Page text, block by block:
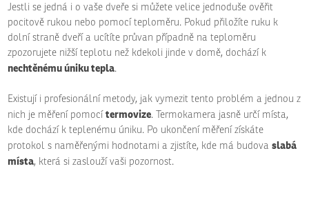
Jestli se jedná i o vaše dveře si můžete velice jednoduše ověřit
pocitově rukou nebo pomocí teploměru. Pokud přiložíte ruku k
dolní straně dveří a ucítíte průvan případně na teploměru
zpozorujete nižší teplotu než kdekoli jinde v domě, dochází k
nechtěnému úniku tepla.
Existují i profesionální metody, jak vymezit tento problém a jednou z
nich je měření pomocítermovize. Termokamera jasně určí místa,
kde dochází k teplenému úniku. Po ukončení měření získáte
protokol s naměřenými hodnotami a zjistíte, kde má budovaslabá
místa, která si zaslouží vaši pozornost.